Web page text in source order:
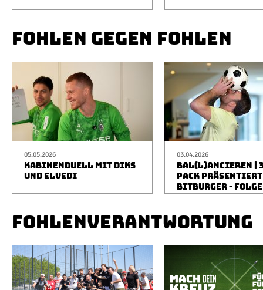
FOHLEN GEGEN FOHLEN
05.05.2026
KABINENDUELL MIT DIKS
UND ELVEDI
03.04.2026
BAL(L)ANCIEREN |
PACK
BITBURGER -
FOHLENVERANTWORTUNG